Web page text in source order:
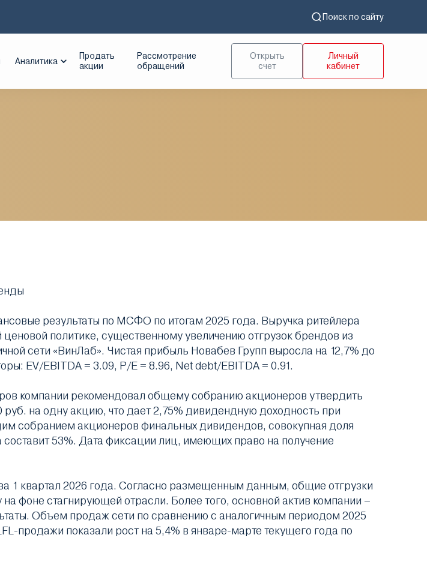
Поиск по сайту
Аналитика
Продать
акции
Рассмотрение
обращений
Открыть
счет
Личный
кабинет
результаты по МСФО по итогам 2025 года. Выручка ритейлера
политике, существенному увеличению отгрузок брендов из
сети «ВинЛаб». Чистая прибыль Новабев Групп выросла на 12,7% до
EV/EBITDA = 3.09, P/E = 8.96, Net debt/EBITDA = 0.91.
компании рекомендовал общему собранию акционеров утвердить
на одну акцию, что дает 2,75% дивидендную доходность при
собранием акционеров финальных дивидендов, совокупная доля
53%. Дата фиксации лиц, имеющих право на получение
1 квартал 2026 года. Согласно размещенным данным, общие отгрузки
фоне стагнирующей отрасли. Более того, основной актив компании –
Объем продаж сети по сравнению с аналогичным периодом 2025
продажи показали рост на 5,4% в январе-марте текущего года по